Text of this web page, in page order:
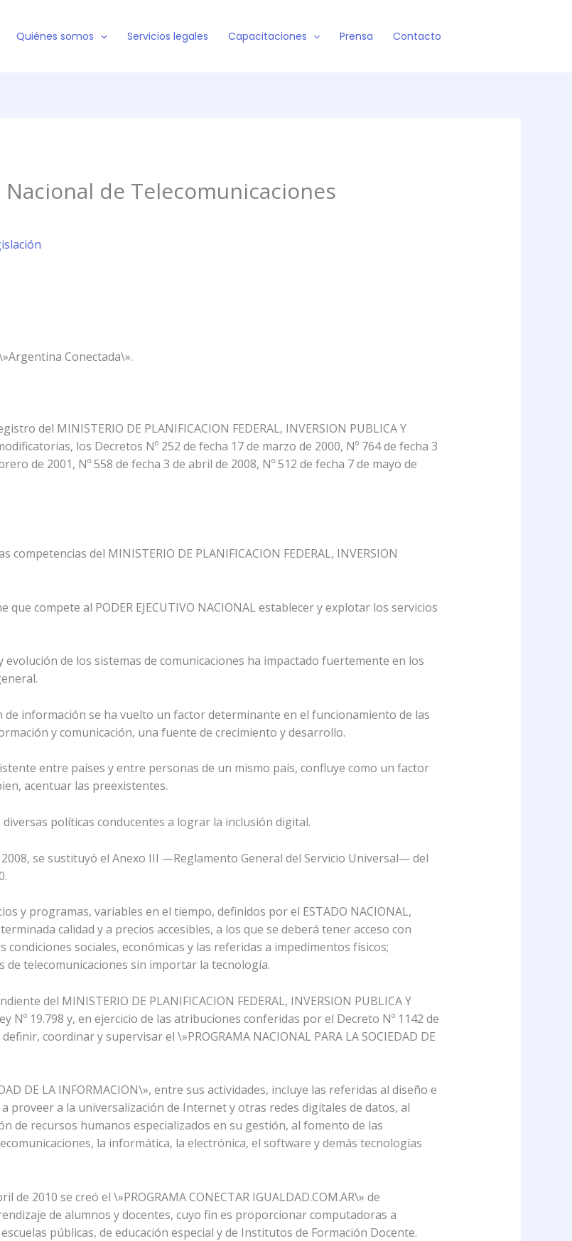
Quiénes somos Servicios legales Capacitaciones Prensa Contacto
de Telecomunicaciones
Conectada\».
del MINISTERIO DE PLANIFICACION FEDERAL, INVERSION PUBLICA Y
los Decretos Nº 252 de fecha 17 de marzo de 2000, Nº 764 de fecha 3
de 2001, Nº 558 de fecha 3 de abril de 2008, Nº 512 de fecha 7 de mayo de
competencias del MINISTERIO DE PLANIFICACION FEDERAL, INVERSION
que compete al PODER EJECUTIVO NACIONAL establecer y explotar los servicios
de los sistemas de comunicaciones ha impactado fuertemente en los
información se ha vuelto un factor determinante en el funcionamiento de las
y comunicación, una fuente de crecimiento y desarrollo.
entre países y entre personas de un mismo país, confluye como un factor
acentuar las preexistentes.
políticas conducentes a lograr la inclusión digital.
se sustituyó el Anexo III —Reglamento General del Servicio Universal— del
y programas, variables en el tiempo, definidos por el ESTADO NACIONAL,
calidad y a precios accesibles, a los que se deberá tener acceso con
condiciones sociales, económicas y las referidas a impedimentos físicos;
telecomunicaciones sin importar la tecnología.
del MINISTERIO DE PLANIFICACION FEDERAL, INVERSION PUBLICA Y
Nº 19.798 y, en ejercicio de las atribuciones conferidas por el Decreto Nº 1142 de
coordinar y supervisar el \»PROGRAMA NACIONAL PARA LA SOCIEDAD DE
DE LA INFORMACION\», entre sus actividades, incluye las referidas al diseño e
proveer a la universalización de Internet y otras redes digitales de datos, al
de recursos humanos especializados en su gestión, al fomento de las
la informática, la electrónica, el software y demás tecnologías
2010 se creó el \»PROGRAMA CONECTAR IGUALDAD.COM.AR\» de
de alumnos y docentes, cuyo fin es proporcionar computadoras a
públicas, de educación especial y de Institutos de Formación Docente.